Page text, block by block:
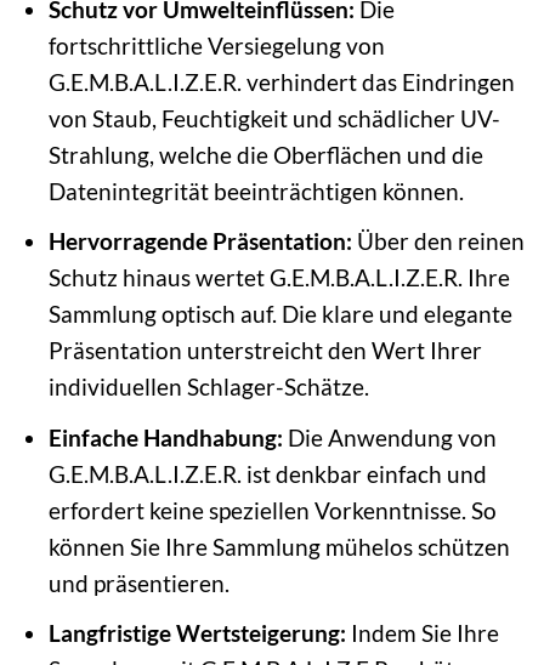
Schutz vor Umwelteinflüssen: Die
fortschrittliche Versiegelung von
G.E.M.B.A.L.I.Z.E.R. verhindert das Eindringen
von Staub, Feuchtigkeit und schädlicher UV-
Strahlung, welche die Oberflächen und die
Datenintegrität beeinträchtigen können.
Hervorragende Präsentation: Über den reinen
Schutz hinaus wertet G.E.M.B.A.L.I.Z.E.R. Ihre
Sammlung optisch auf. Die klare und elegante
Präsentation unterstreicht den Wert Ihrer
individuellen Schlager-Schätze.
Einfache Handhabung: Die Anwendung von
G.E.M.B.A.L.I.Z.E.R. ist denkbar einfach und
erfordert keine speziellen Vorkenntnisse. So
können Sie Ihre Sammlung mühelos schützen
und präsentieren.
Langfristige Wertsteigerung: Indem Sie Ihre